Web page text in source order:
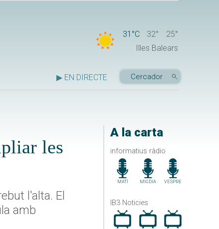
31°C 32°
25°
Illes Balears
▶ EN DIRECTE
A la carta
informatius ràdio
MATÍ MIGDIA VESPRE
IB3 Noticies
les
l'alta. El
amb